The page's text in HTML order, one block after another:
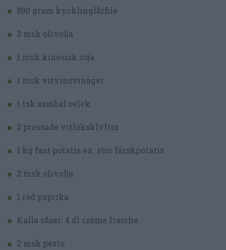
800 gram kycklinglårfilé
3 msk olivolja
1 msk kinesisk soja
1 msk vitvinsvinäger
1 tsk sambal oelek
2 pressade vitlöksklyftor
1 kg fast potatis ex. stor färskpotatis
2 msk olivolja
1 röd paprika
Kalla såser: 4 dl crème fraiche
2 msk pesto